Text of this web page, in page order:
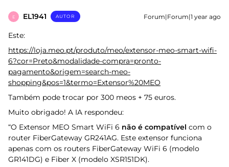
E EL1941 AUTOR Forum|Forum|1 year ago
Este:
https://loja.meo.pt/produto/meo/extensor-meo-smart-wifi-
6?cor=Preto&modalidade-compra=pronto-
pagamento&origem=search-meo-
shopping&pos=1&termo=Extensor%20MEO
Também pode trocar por 300 meos + 75 euros.
Muito obrigado! A IA respondeu:
“O Extensor MEO Smart WiFi 6 não é compatível com o
router FiberGateway GR241AG. Este extensor funciona
apenas com os routers FiberGateway WiFi 6 (modelo
GR141DG) e Fiber X (modelo XSR151DK).